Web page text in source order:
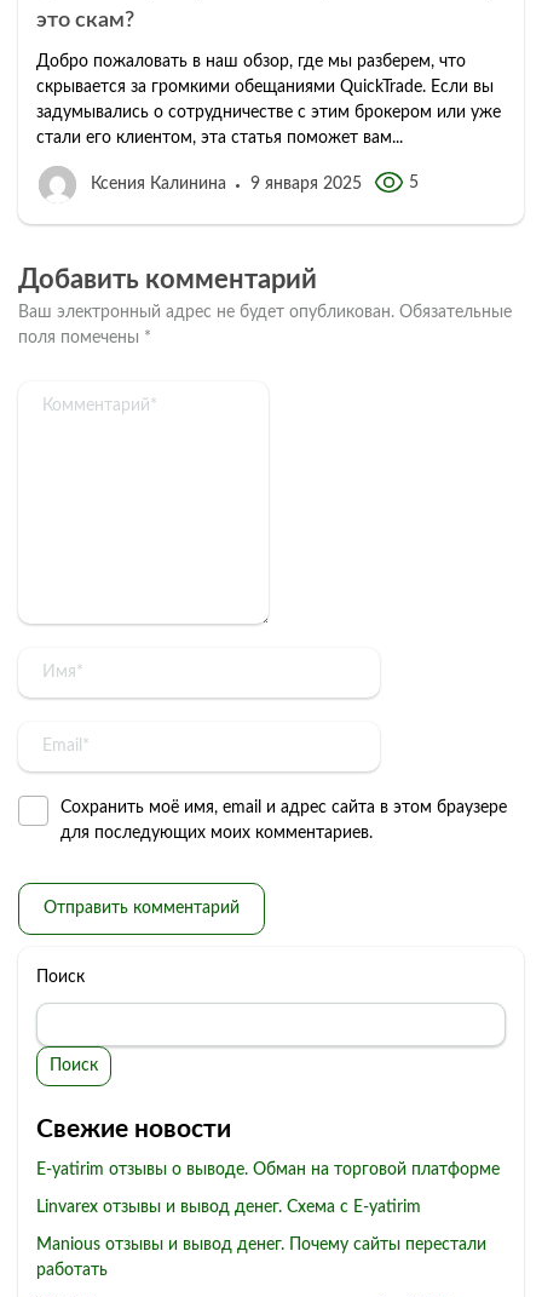
это скам?
Добро пожаловать в наш обзор, где мы разберем, что
скрывается за громкими обещаниями QuickTrade. Если вы
задумывались о сотрудничестве с этим брокером или уже
стали его клиентом, эта статья поможет вам...
Ксения Калинина 9 января 2025 5
Добавить комментарий
Ваш электронный адрес не будет опубликован. Обязательные
поля помечены *
Сохранить моё имя, email и адрес сайта в этом браузере
для последующих моих комментариев.
Поиск
Поиск
Свежие новости
E-yatirim отзывы о выводе. Обман на торговой платформе
Linvarex отзывы и вывод денег. Схема с E-yatirim
Manious отзывы и вывод денег. Почему сайты перестали
работать